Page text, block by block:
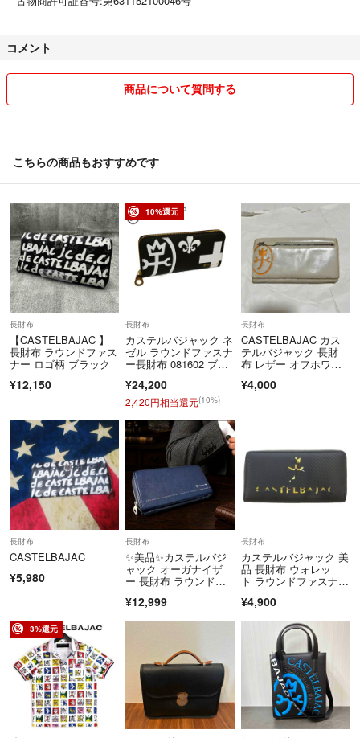
コメント
商品について質問する
こちらの商品もおすすめです
長財布
【CASTELBAJAC 】
長財布 ラウンドファス
ナー ロゴ柄 ブラック
¥12,150
10%還元
長財布
カステルバジャック ネ
ゼル ラウンドファスナ
ー長財布 081602 ブラ
¥24,200
2,420円相当還元(10%)
長財布
CASTELBAJAC カス
テルバジャック 長財
布 レザー オフホワイ
ァスナー
¥4,000
長財布
CASTELBAJAC
¥5,980
長財布
✨美品✨カステルバジ
ャック オーガナイザ
ー 長財布 ラウンドジ
¥12,999
長財布
カステルバジャック 美
品 長財布 ウォレッ
ト ラウンドファスナ
¥4,900
3%還元